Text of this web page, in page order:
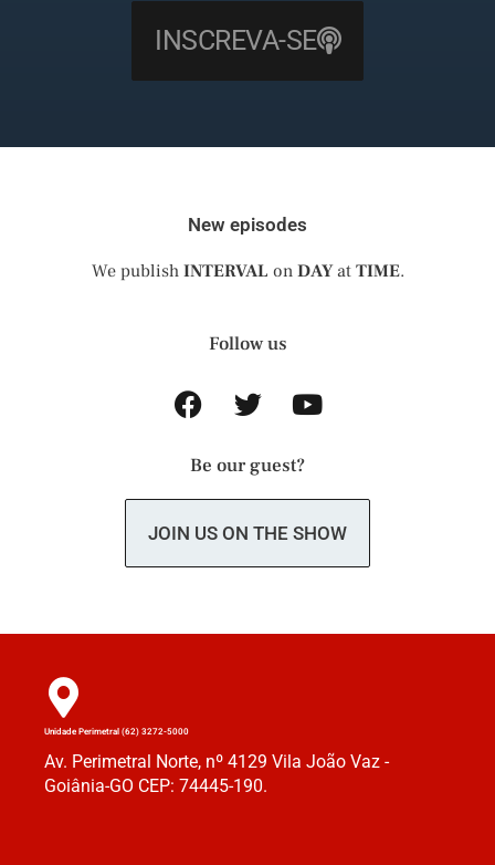
INSCREVA-SE
New episodes
We publish INTERVAL on DAYat TIME.
Follow us
Be our guest?
JOIN US ON THE SHOW
Unidade Perimetral (62) 3272-5000
Av. Perimetral Norte, nº 4129 Vila João Vaz -
Goiânia-GO CEP: 74445-190.